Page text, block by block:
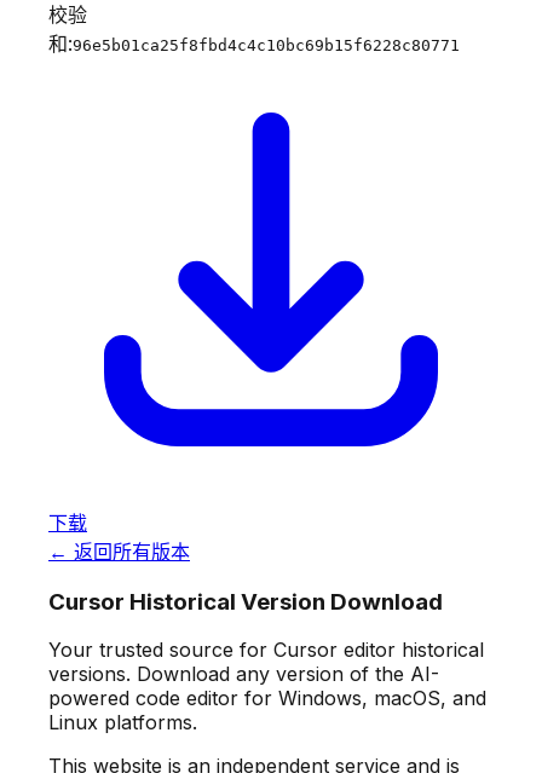
校验
和:96e5b01ca25f8fbd4c4c10bc69b15f6228c80771
下载
← 返回所有版本
Cursor Historical Version Download
Your trusted source for Cursor editor historical
versions. Download any version of the AI-
powered code editor for Windows, macOS, and
Linux platforms.
This website is an independent service and is